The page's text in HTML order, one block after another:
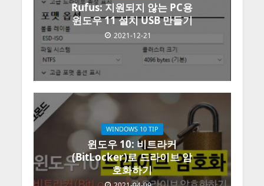
Rufus: 지원되지 않는 PC용
윈도우 11 설치 USB 만들기
2021-12-21
WINDOWS 10 TIP
윈도우 10: 비트라커
(BitLocker)로 드라이브 암
호화하기